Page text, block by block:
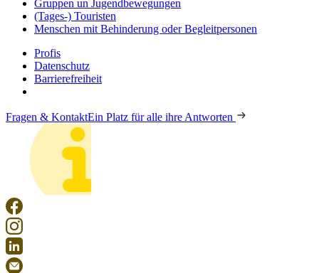
Gruppen un Jugendbewegungen
(Tages-) Touristen
Menschen mit Behinderung oder Begleitpersonen
Profis
Datenschutz
Barrierefreiheit
Fragen & KontaktEin Platz für alle ihre Antworten